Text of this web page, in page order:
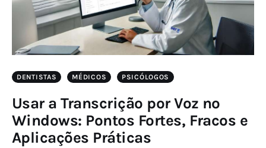
DENTISTAS MÉDICOS PSICÓLOGOS
Usar a Transcrição por Voz no
Windows: Pontos Fortes, Fracos e
Aplicações Práticas